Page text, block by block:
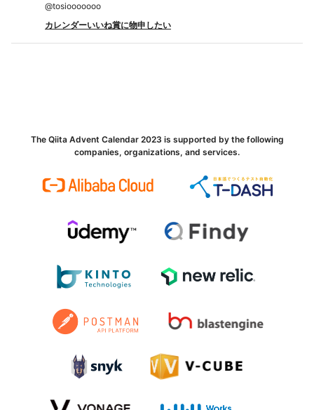
@tosiooooooo
カレンダーいいね賞に物申したい
The Qiita Advent Calendar 2023 is supported by the following
companies, organizations, and services.